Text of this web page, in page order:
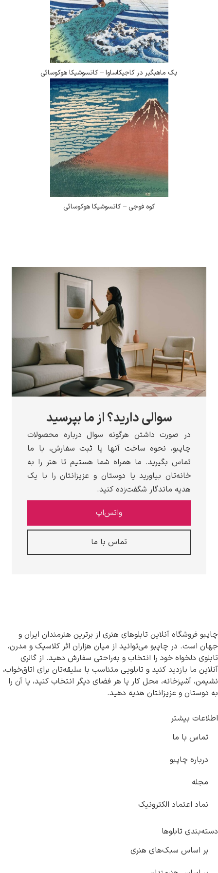
در کاجیکاساوا – کاتسوشیکا هوکوسائی
کوه فوجی – کاتسوشیکا هوکوسائی
دارید؟ از ما بپرسید
داشتن هرگونه سوال درباره محصولات
ساخت آنها یا ثبت سفارش، با ما
ما همراه شما هستیم تا هنر را به
یا دوستان و عزیزانتان را با یک
شگفت‌زده کنید.
تابلوهای هنری از برترین هنرمندان ایران و
می‌توانید از میان هزاران اثر کلاسیک و مدرن،
را انتخاب و به‌راحتی سفارش دهید. از گالری
و تابلویی متناسب با سلیقه‌تان برای اتاق‌خواب،
محل کار یا هر فضای دیگر انتخاب کنید، یا آن را
هدیه دهید.
هنری